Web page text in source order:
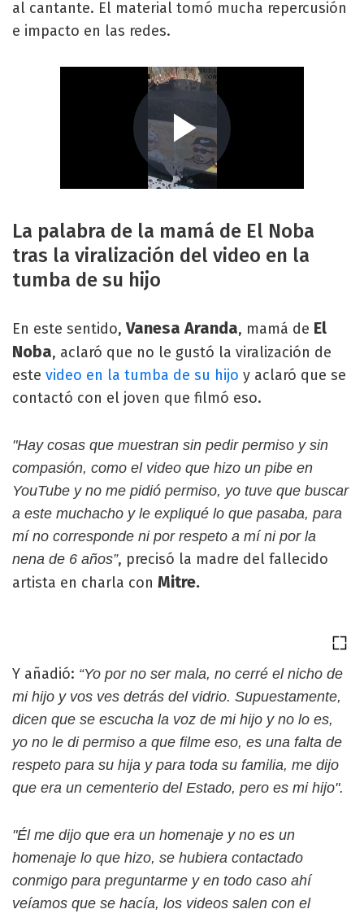
al cantante. El material tomó mucha repercusión
e impacto en las redes.
La palabra de la mamá de El Noba
tras la viralización del video en la
tumba de su hijo
En este sentido,Vanesa Aranda, mamá de El
Noba, aclaró que no le gustó la viralización de
este video en la tumba de su hijo y aclaró que se
contactó con el joven que filmó eso.
"Hay cosas que muestran sin pedir permiso y sin
compasión, como el video que hizo un pibe en
YouTube y no me pidió permiso, yo tuve que buscar
a este muchacho y le expliqué lo que pasaba, para
mí no corresponde ni por respeto a mí ni por la
nena de 6 años”, precisó la madre del fallecido
artista en charla con Mitre.
Y añadió: “Yo por no ser mala, no cerré el nicho de
mi hijo y vos ves detrás del vidrio. Supuestamente,
dicen que se escucha la voz de mi hijo y no lo es,
yo no le di permiso a que filme eso, es una falta de
respeto para su hija y para toda su familia, me dijo
que era un cementerio del Estado, pero es mi hijo".
"Él me dijo que era un homenaje y no es un
homenaje lo que hizo, se hubiera contactado
conmigo para preguntarme y en todo caso ahí
veíamos que se hacía, los videos salen con el